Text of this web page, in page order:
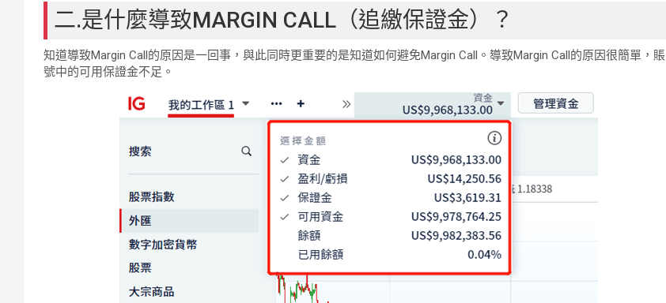
二.是什麼導致MARGIN CALL（追繳保證金）？
知道導致Margin Call的原因是一回事，與此同時更重要的是知道如何避免Margin Call。導致Margin Call的原因很簡單，賬
號中的可用保證金不足。